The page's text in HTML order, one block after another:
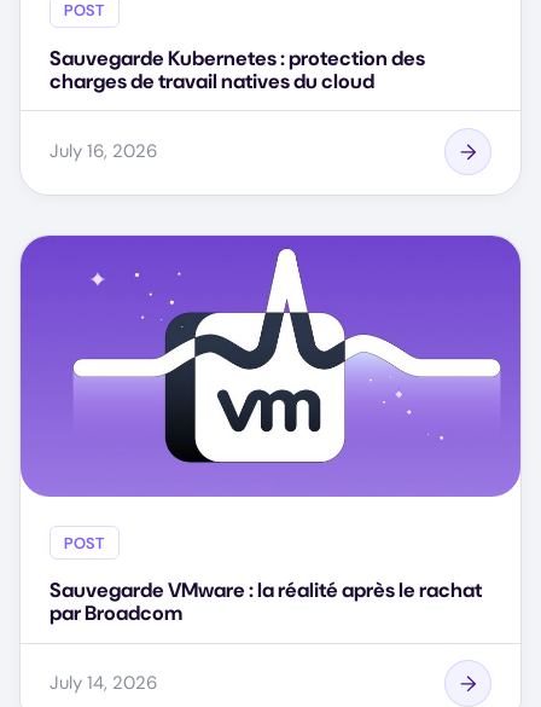
POST
Sauvegarde Kubernetes : protection des
charges de travail natives du cloud
July 16, 2026
POST
Sauvegarde VMware : la réalité après le rachat
par Broadcom
July 14, 2026